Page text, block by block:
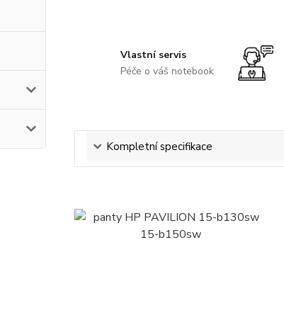
Vlastní servis
Péče o váš notebook
Kompletní specifikace